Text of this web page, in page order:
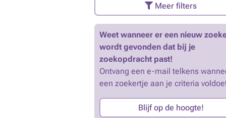
Meer filters
Weet wanneer er een nieuw
wordt gevonden dat bij je
zoekopdracht past!
Ontvang een e-mail telkens
een zoekertje aan je criteria
Blijf op de hoogte!